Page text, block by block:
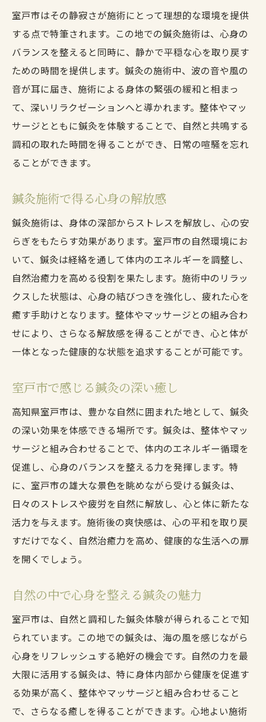
室戸市はその静寂さが施術にとって理想的な環境を提供
する点で特筆されます。この地での鍼灸施術は、心身の
バランスを整えると同時に、静かで平穏な心を取り戻す
ための時間を提供します。鍼灸の施術中、波の音や風の
音が耳に届き、施術による身体の緊張の緩和と相まっ
て、深いリラクゼーションへと導かれます。整体やマッ
サージとともに鍼灸を体験することで、自然と共鳴する
調和の取れた時間を得ることができ、日常の喧騒を忘れ
ることができます。
鍼灸施術で得る心身の解放感
鍼灸施術は、身体の深部からストレスを解放し、心の安
らぎをもたらす効果があります。室戸市の自然環境にお
いて、鍼灸は経絡を通して体内のエネルギーを調整し、
自然治癒力を高める役割を果たします。施術中のリラッ
クスした状態は、心身の結びつきを強化し、疲れた心を
癒す手助けとなります。整体やマッサージとの組み合わ
せにより、さらなる解放感を得ることができ、心と体が
一体となった健康的な状態を追求することが可能です。
室戸市で感じる鍼灸の深い癒し
高知県室戸市は、豊かな自然に囲まれた地として、鍼灸
の深い効果を体感できる場所です。鍼灸は、整体やマッ
サージと組み合わせることで、体内のエネルギー循環を
促進し、心身のバランスを整える力を発揮します。特
に、室戸市の雄大な景色を眺めながら受ける鍼灸は、
日々のストレスや疲労を自然に解放し、心と体に新たな
活力を与えます。施術後の爽快感は、心の平和を取り戻
すだけでなく、自然治癒力を高め、健康的な生活への扉
を開くでしょう。
自然の中で心身を整える鍼灸の魅力
室戸市は、自然と調和した鍼灸体験が得られることで知
られています。この地での鍼灸は、海の風を感じながら
心身をリフレッシュする絶好の機会です。自然の力を最
大限に活用する鍼灸は、特に身体内部から健康を促進す
る効果が高く、整体やマッサージと組み合わせること
で、さらなる癒しを得ることができます。心地よい施術